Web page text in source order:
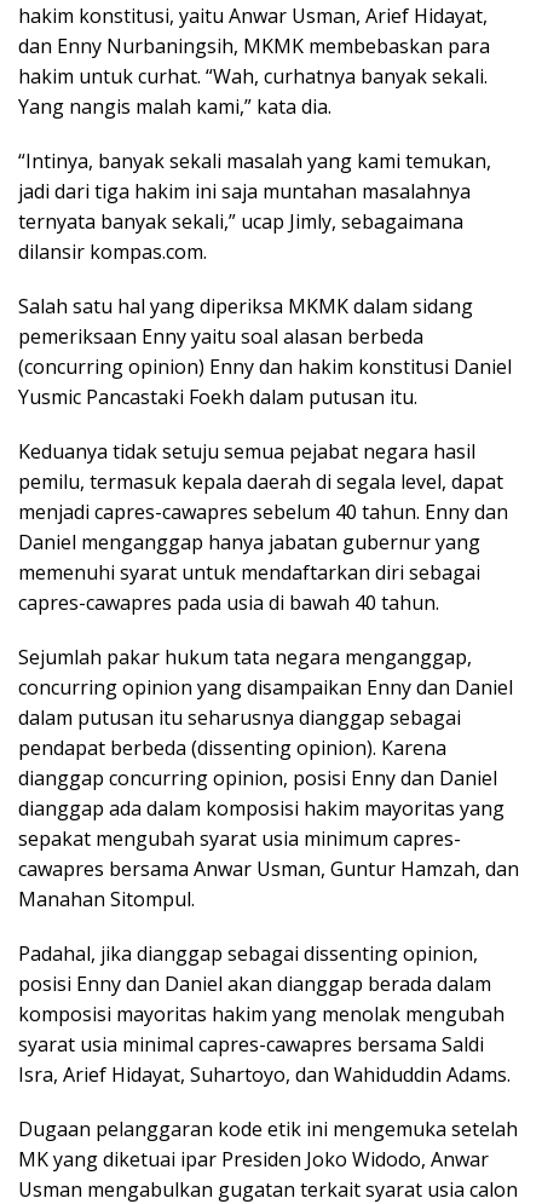
hakim konstitusi, yaitu Anwar Usman, Arief Hidayat,
dan Enny Nurbaningsih, MKMK membebaskan para
hakim untuk curhat. “Wah, curhatnya banyak sekali.
Yang nangis malah kami,” kata dia.
“Intinya, banyak sekali masalah yang kami temukan,
jadi dari tiga hakim ini saja muntahan masalahnya
ternyata banyak sekali,” ucap Jimly, sebagaimana
dilansir kompas.com.
Salah satu hal yang diperiksa MKMK dalam sidang
pemeriksaan Enny yaitu soal alasan berbeda
(concurring opinion) Enny dan hakim konstitusi Daniel
Yusmic Pancastaki Foekh dalam putusan itu.
Keduanya tidak setuju semua pejabat negara hasil
pemilu, termasuk kepala daerah di segala level, dapat
menjadi capres-cawapres sebelum 40 tahun. Enny dan
Daniel menganggap hanya jabatan gubernur yang
memenuhi syarat untuk mendaftarkan diri sebagai
capres-cawapres pada usia di bawah 40 tahun.
Sejumlah pakar hukum tata negara menganggap,
concurring opinion yang disampaikan Enny dan Daniel
dalam putusan itu seharusnya dianggap sebagai
pendapat berbeda (dissenting opinion). Karena
dianggap concurring opinion, posisi Enny dan Daniel
dianggap ada dalam komposisi hakim mayoritas yang
sepakat mengubah syarat usia minimum capres-
cawapres bersama Anwar Usman, Guntur Hamzah, dan
Manahan Sitompul.
Padahal, jika dianggap sebagai dissenting opinion,
posisi Enny dan Daniel akan dianggap berada dalam
komposisi mayoritas hakim yang menolak mengubah
syarat usia minimal capres-cawapres bersama Saldi
Isra, Arief Hidayat, Suhartoyo, dan Wahiduddin Adams.
Dugaan pelanggaran kode etik ini mengemuka setelah
MK yang diketuai ipar Presiden Joko Widodo, Anwar
Usman mengabulkan gugatan terkait syarat usia calon